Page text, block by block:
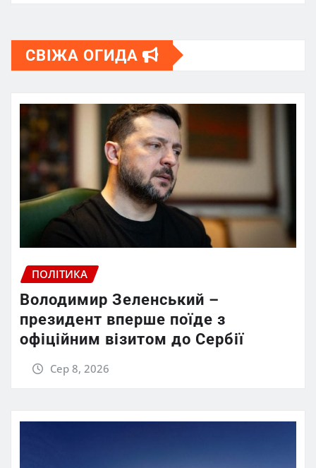
СВІЖА ОГИДА
ПОЛІТИКА
Володимир Зеленський –
президент вперше поїде з
офіційним візитом до Сербії
Сер 8, 2026